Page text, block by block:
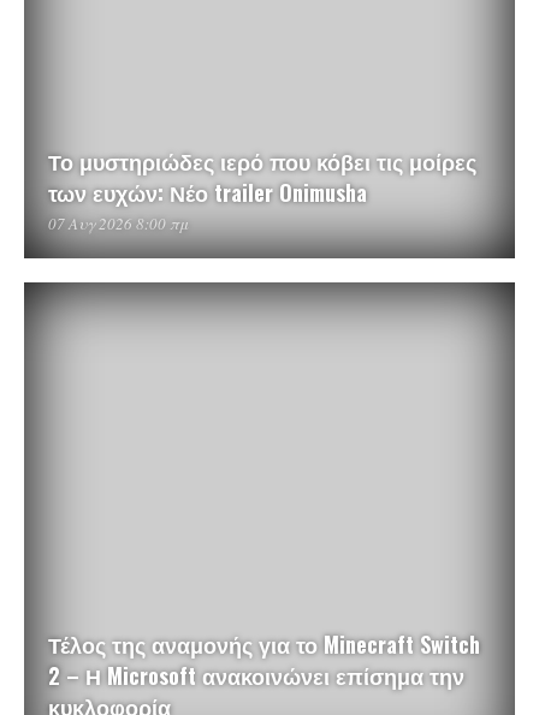
Το μυστηριώδες ιερό που κόβει τις μοίρες
των ευχών: Νέο trailer Onimusha
07 Αυγ 2026 8:00 πμ
Τέλος της αναμονής για το Minecraft Switch
2 – Η Microsoft ανακοινώνει επίσημα την
κυκλοφορία